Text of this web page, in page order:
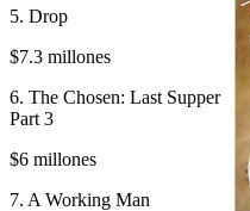
5. Drop
$7.3 millones
6. The Chosen: Last Supper
Part 3
$6 millones
7. A Working Man